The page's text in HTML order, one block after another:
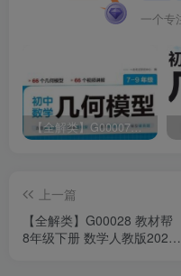
一个专
【全解类】G00007一本·初中数学几何模型2024版
上一篇
【全解类】G00028 教材帮
8年级下册 数学人教版2022